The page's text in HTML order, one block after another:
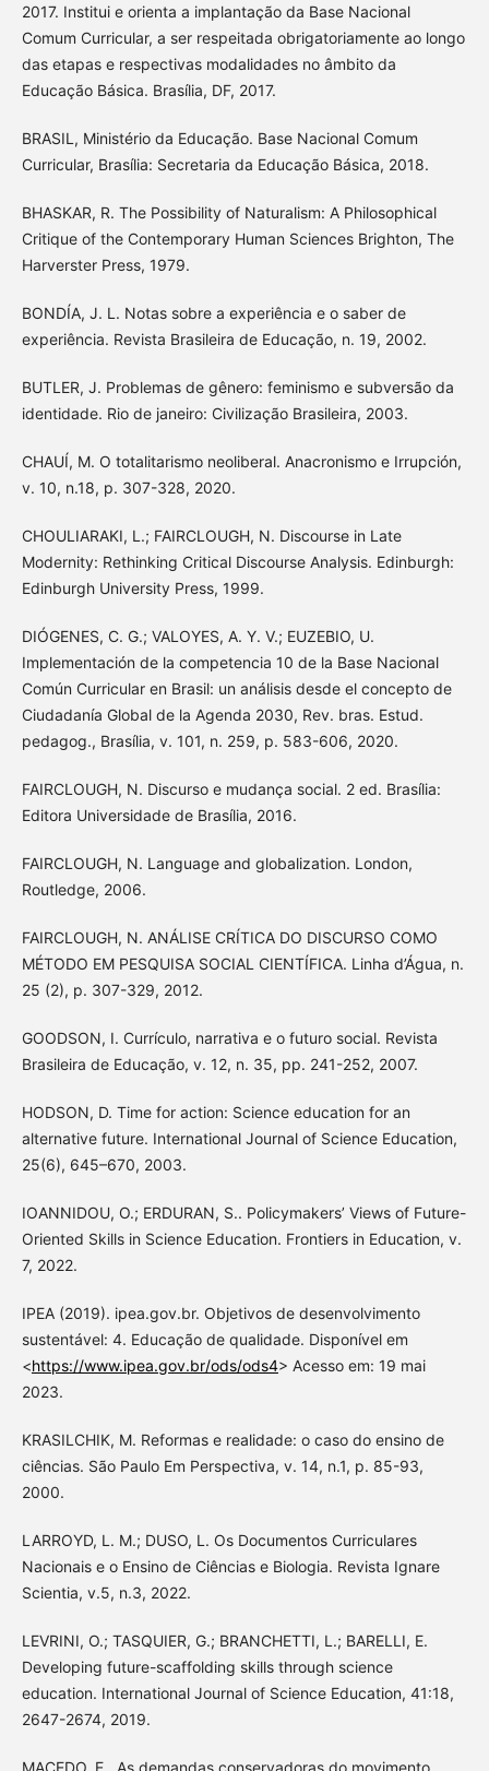
2017. Institui e orienta a implantação da Base Nacional
Comum Curricular, a ser respeitada obrigatoriamente ao longo
das etapas e respectivas modalidades no âmbito da
Educação Básica. Brasília, DF, 2017.
BRASIL, Ministério da Educação. Base Nacional Comum
Curricular, Brasília: Secretaria da Educação Básica, 2018.
BHASKAR, R. The Possibility of Naturalism: A Philosophical
Critique of the Contemporary Human Sciences Brighton, The
Harverster Press, 1979.
BONDÍA, J. L. Notas sobre a experiência e o saber de
experiência. Revista Brasileira de Educação, n. 19, 2002.
BUTLER, J. Problemas de gênero: feminismo e subversão da
identidade. Rio de janeiro: Civilização Brasileira, 2003.
CHAUÍ, M. O totalitarismo neoliberal. Anacronismo e Irrupción,
v. 10, n.18, p. 307-328, 2020.
CHOULIARAKI, L.; FAIRCLOUGH, N. Discourse in Late
Modernity: Rethinking Critical Discourse Analysis. Edinburgh:
Edinburgh University Press, 1999.
DIÓGENES, C. G.; VALOYES, A. Y. V.; EUZEBIO, U.
Implementación de la competencia 10 de la Base Nacional
Común Curricular en Brasil: un análisis desde el concepto de
Ciudadanía Global de la Agenda 2030, Rev. bras. Estud.
pedagog., Brasília, v. 101, n. 259, p. 583-606, 2020.
FAIRCLOUGH, N. Discurso e mudança social. 2 ed. Brasília:
Editora Universidade de Brasília, 2016.
FAIRCLOUGH, N. Language and globalization. London,
Routledge, 2006.
FAIRCLOUGH, N. ANÁLISE CRÍTICA DO DISCURSO COMO
MÉTODO EM PESQUISA SOCIAL CIENTÍFICA. Linha d’Água, n.
25 (2), p. 307-329, 2012.
GOODSON, I. Currículo, narrativa e o futuro social. Revista
Brasileira de Educação, v. 12, n. 35, pp. 241-252, 2007.
HODSON, D. Time for action: Science education for an
alternative future. International Journal of Science Education,
25(6), 645–670, 2003.
IOANNIDOU, O.; ERDURAN, S.. Policymakers’ Views of Future-
Oriented Skills in Science Education. Frontiers in Education, v.
7, 2022.
IPEA (2019). ipea.gov.br. Objetivos de desenvolvimento
sustentável: 4. Educação de qualidade. Disponível em
<https://www.ipea.gov.br/ods/ods4> Acesso em: 19 mai
2023.
KRASILCHIK, M. Reformas e realidade: o caso do ensino de
ciências. São Paulo Em Perspectiva, v. 14, n.1, p. 85-93,
2000.
LARROYD, L. M.; DUSO, L. Os Documentos Curriculares
Nacionais e o Ensino de Ciências e Biologia. Revista Ignare
Scientia, v.5, n.3, 2022.
LEVRINI, O.; TASQUIER, G.; BRANCHETTI, L.; BARELLI, E.
Developing future-scaffolding skills through science
education. International Journal of Science Education, 41:18,
2647-2674, 2019.
MACEDO, E.. As demandas conservadoras do movimento